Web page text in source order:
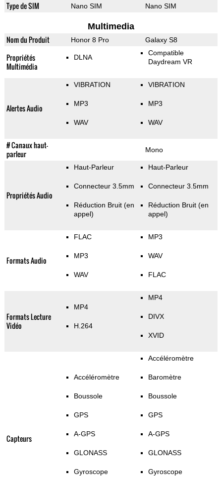
Type de SIM Nano SIM Nano SIM
Multimedia
Nom du Produit Honor 8 Pro Galaxy S8
Propriétés
Multimédia
DLNA
Compatible
Daydream VR
Alertes Audio
VIBRATION
MP3
WAV
VIBRATION
MP3
WAV
# Canaux haut-
parleur
Mono
Propriétés Audio
Haut-Parleur
Connecteur 3.5mm
Réduction Bruit (en
appel)
Haut-Parleur
Connecteur 3.5mm
Réduction Bruit (en
appel)
Formats Audio
FLAC
MP3
WAV
MP3
WAV
FLAC
Formats Lecture
Vidéo
MP4
H.264
MP4
DIVX
XVID
Capteurs
Accéléromètre
Boussole
GPS
A-GPS
GLONASS
Gyroscope
Accéléromètre
Baromètre
Boussole
GPS
A-GPS
GLONASS
Gyroscope